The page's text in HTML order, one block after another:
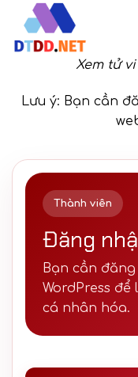
content
Xem tử
Lưu ý: Bạn cần
Thành viên
Đăng
Bạn cần
WordPress
cá nhân hóa.